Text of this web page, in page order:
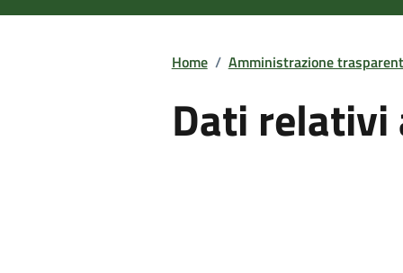
Home / Amministrazione
Dati relativi